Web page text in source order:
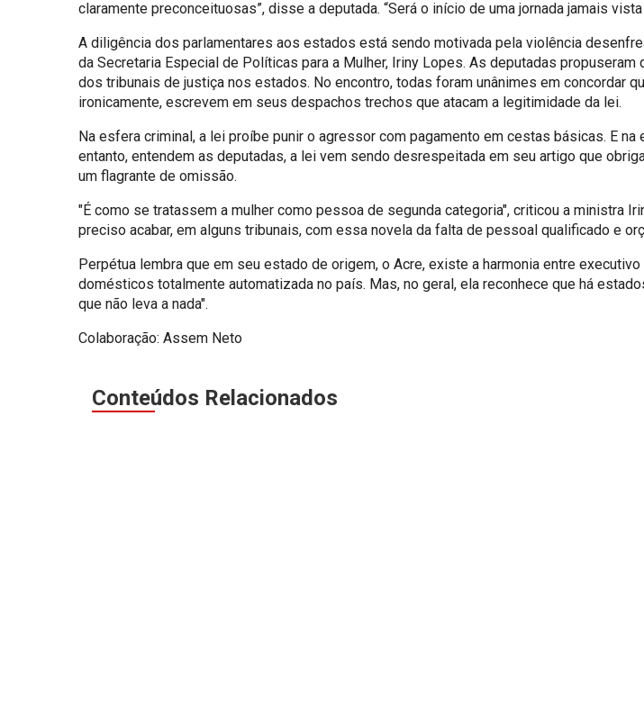
claramente preconceituosas”, disse a deputada. “Será o início de uma jornada jamais
A diligência dos parlamentares aos estados está sendo motivada pela violência
da Secretaria Especial de Políticas para a Mulher, Iriny Lopes. As deputadas
dos tribunais de justiça nos estados. No encontro, todas foram unânimes em concordar
ironicamente, escrevem em seus despachos trechos que atacam a legitimidade da lei.
Na esfera criminal, a lei proíbe punir o agressor com pagamento em cestas básicas. E
entanto, entendem as deputadas, a lei vem sendo desrespeitada em seu artigo que
um flagrante de omissão.
"É como se tratassem a mulher como pessoa de segunda categoria", criticou a ministra
preciso acabar, em alguns tribunais, com essa novela da falta de pessoal qualificado e
Perpétua lembra que em seu estado de origem, o Acre, existe a harmonia entre
domésticos totalmente automatizada no país. Mas, no geral, ela reconhece que há
que não leva a nada".
Colaboração: Assem Neto
Conteúdos Relacionados